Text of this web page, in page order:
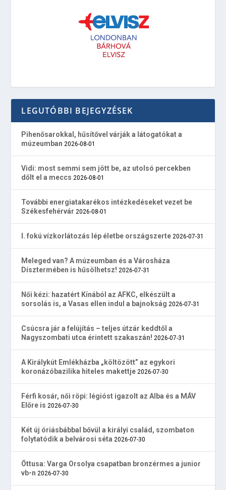
LEGUTÓBBI BEJEGYZÉSEK
Pihenősarokkal, hűsítővel várják a látogatókat a
múzeumban 2026-08-01
Vidi: most semmi sem jött be, az utolsó percekben
dőlt el a meccs 2026-08-01
További energiatakarékos intézkedéseket vezet be
Székesfehérvár 2026-08-01
I. fokú vízkorlátozás lép életbe országszerte 2026-07-31
Meleged van? A múzeumban és a Városháza
Dísztermében is hűsölhetsz! 2026-07-31
Női kézi: hazatért Kínából az AFKC, elkészült a
sorsolás is, a Vasas ellen indul a bajnokság 2026-07-31
Csúcsra jár a felújítás – teljes útzár keddtől a
Nagyszombati utca érintett szakaszán! 2026-07-31
A Királykút Emlékházba „költözött” az egykori
koronázóbazilika hiteles makettje 2026-07-30
Férfi kosár, női röpi: légióst igazolt az Alba és a MÁV
Előre is 2026-07-30
Két új óriásbábbal bővül a királyi család, szombaton
folytatódik a belvárosi séta 2026-07-30
Öttusa: Varga Orsolya csapatban bronzérmes a junior
vb-n 2026-07-30